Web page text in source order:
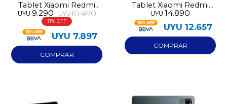
Tablet Xiaomi Redmi
Pad 2 9.7 128GB 4GB
RAM
UYU 9.290 UYU10.490
11
UYU 7.897
Tablet Xiaomi Redmi
Pad 2 4G 256GB 8GB
RAM
UYU 14.890
UYU 12.657
¡Sumate a la forma más ágil de